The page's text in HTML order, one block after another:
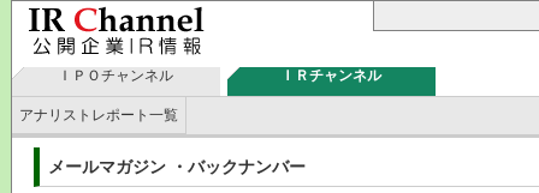
ＩＰＯチャンネル ＩＲチャンネル
アナリストレポート一覧
メールマガジン ・バックナンバー